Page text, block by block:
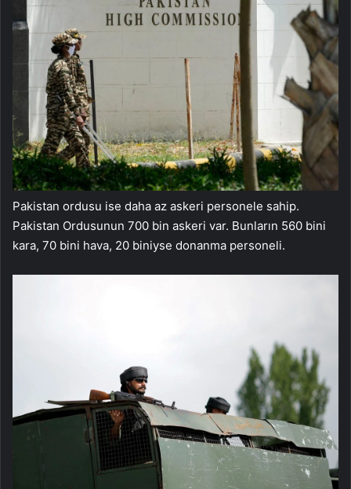
Pakistan ordusu ise daha az askeri personele sahip.
Pakistan Ordusunun 700 bin askeri var. Bunların 560 bini
kara, 70 bini hava, 20 biniyse donanma personeli.